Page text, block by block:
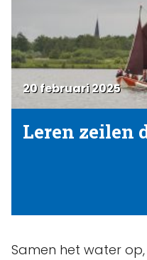
20 februari 2025
Leren zeilen
Samen het water